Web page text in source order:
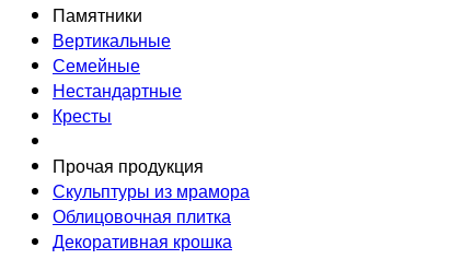
Памятники
Вертикальные
Семейные
Нестандартные
Кресты
Прочая продукция
Скульптуры из мрамора
Облицовочная плитка
Декоративная крошка